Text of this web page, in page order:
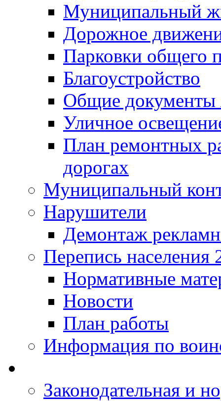
Муниципальный
Дорожное
Парковки общего
Благоустройство
Общие
Уличное
План ремонтных
дорогах
Муниципальный
Нарушители
Демонтаж
Перепись населения
Нормативные
Новости
План работы
Информация по
Законодательная и